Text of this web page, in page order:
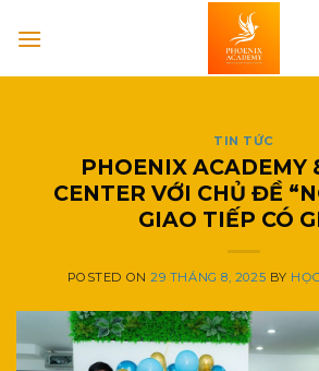
TIN TỨC
PHOENIX ACADEMY
CENTER VỚI CHỦ ĐỀ
GIAO TIẾP CÓ
POSTED ON29 THÁNG 8, 2025 BY